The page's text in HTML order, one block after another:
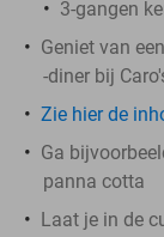
3-gangen
Geniet van
-diner bij
Zie hier de
Ga
panna cotta
Laat je in de